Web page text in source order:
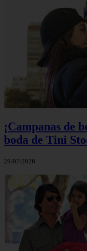
¡Campanas de
boda de Tini
29/07/2026